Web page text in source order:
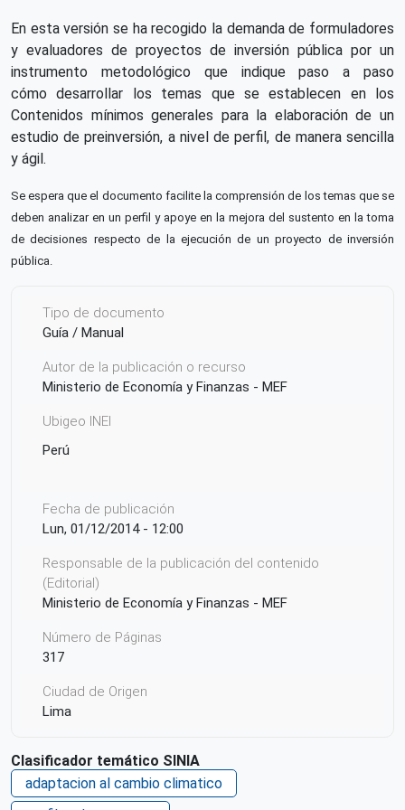
En esta versión se ha recogido la demanda de formuladores
y evaluadores de proyectos de inversión pública por un
instrumento metodológico que indique paso a paso
cómo desarrollar los temas que se establecen en los
Contenidos mínimos generales para la elaboración de un
estudio de preinversión, a nivel de perfil, de manera sencilla
y ágil.
Se espera que el documento facilite la comprensión de los temas que se
deben analizar en un perfil y apoye en la mejora del sustento en la toma
de decisiones respecto de la ejecución de un proyecto de inversión
pública.
Tipo de documento
Guía / Manual
Autor de la publicación o recurso
Ministerio de Economía y Finanzas - MEF
Ubigeo INEI
Perú
Fecha de publicación
Lun, 01/12/2014 - 12:00
Responsable de la publicación del contenido
(Editorial)
Ministerio de Economía y Finanzas - MEF
Número de Páginas
317
Ciudad de Origen
Lima
Perú
Repositorio de origen
Clasificador temático SINIA
adaptacion al cambio climatico